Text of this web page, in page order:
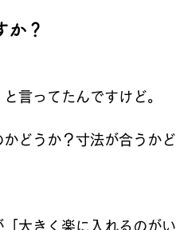
か？
言ってたんですけど。
どうか？寸法が合うかど
大きく楽に入れるのがい